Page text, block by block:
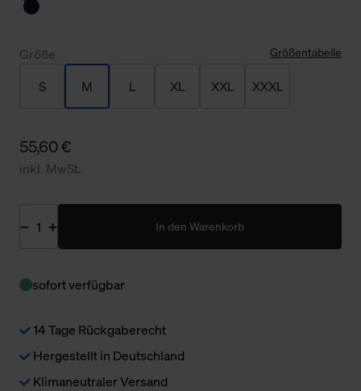
Größe Größentabelle
S M L XL XXL XXXL
55,60 €
inkl. MwSt.
In den Warenkorb
sofort verfügbar
14 Tage Rückgaberecht
Hergestellt in Deutschland
Klimaneutraler Versand